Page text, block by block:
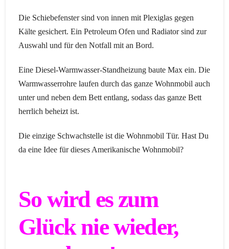
Die Schiebefenster sind von innen mit Plexiglas gegen
Kälte gesichert. Ein Petroleum Ofen und Radiator sind zur
Auswahl und für den Notfall mit an Bord.
Eine Diesel-Warmwasser-Standheizung baute Max ein. Die
Warmwasserrohre laufen durch das ganze Wohnmobil auch
unter und neben dem Bett entlang, sodass das ganze Bett
herrlich beheizt ist.
Die einzige Schwachstelle ist die Wohnmobil Tür. Hast Du
da eine Idee für dieses Amerikanische Wohnmobil?
So wird es zum
Glück nie wieder,